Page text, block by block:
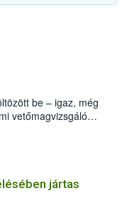
be – igaz, még
vetőmagvizsgáló
Czigler Győző által
jártas